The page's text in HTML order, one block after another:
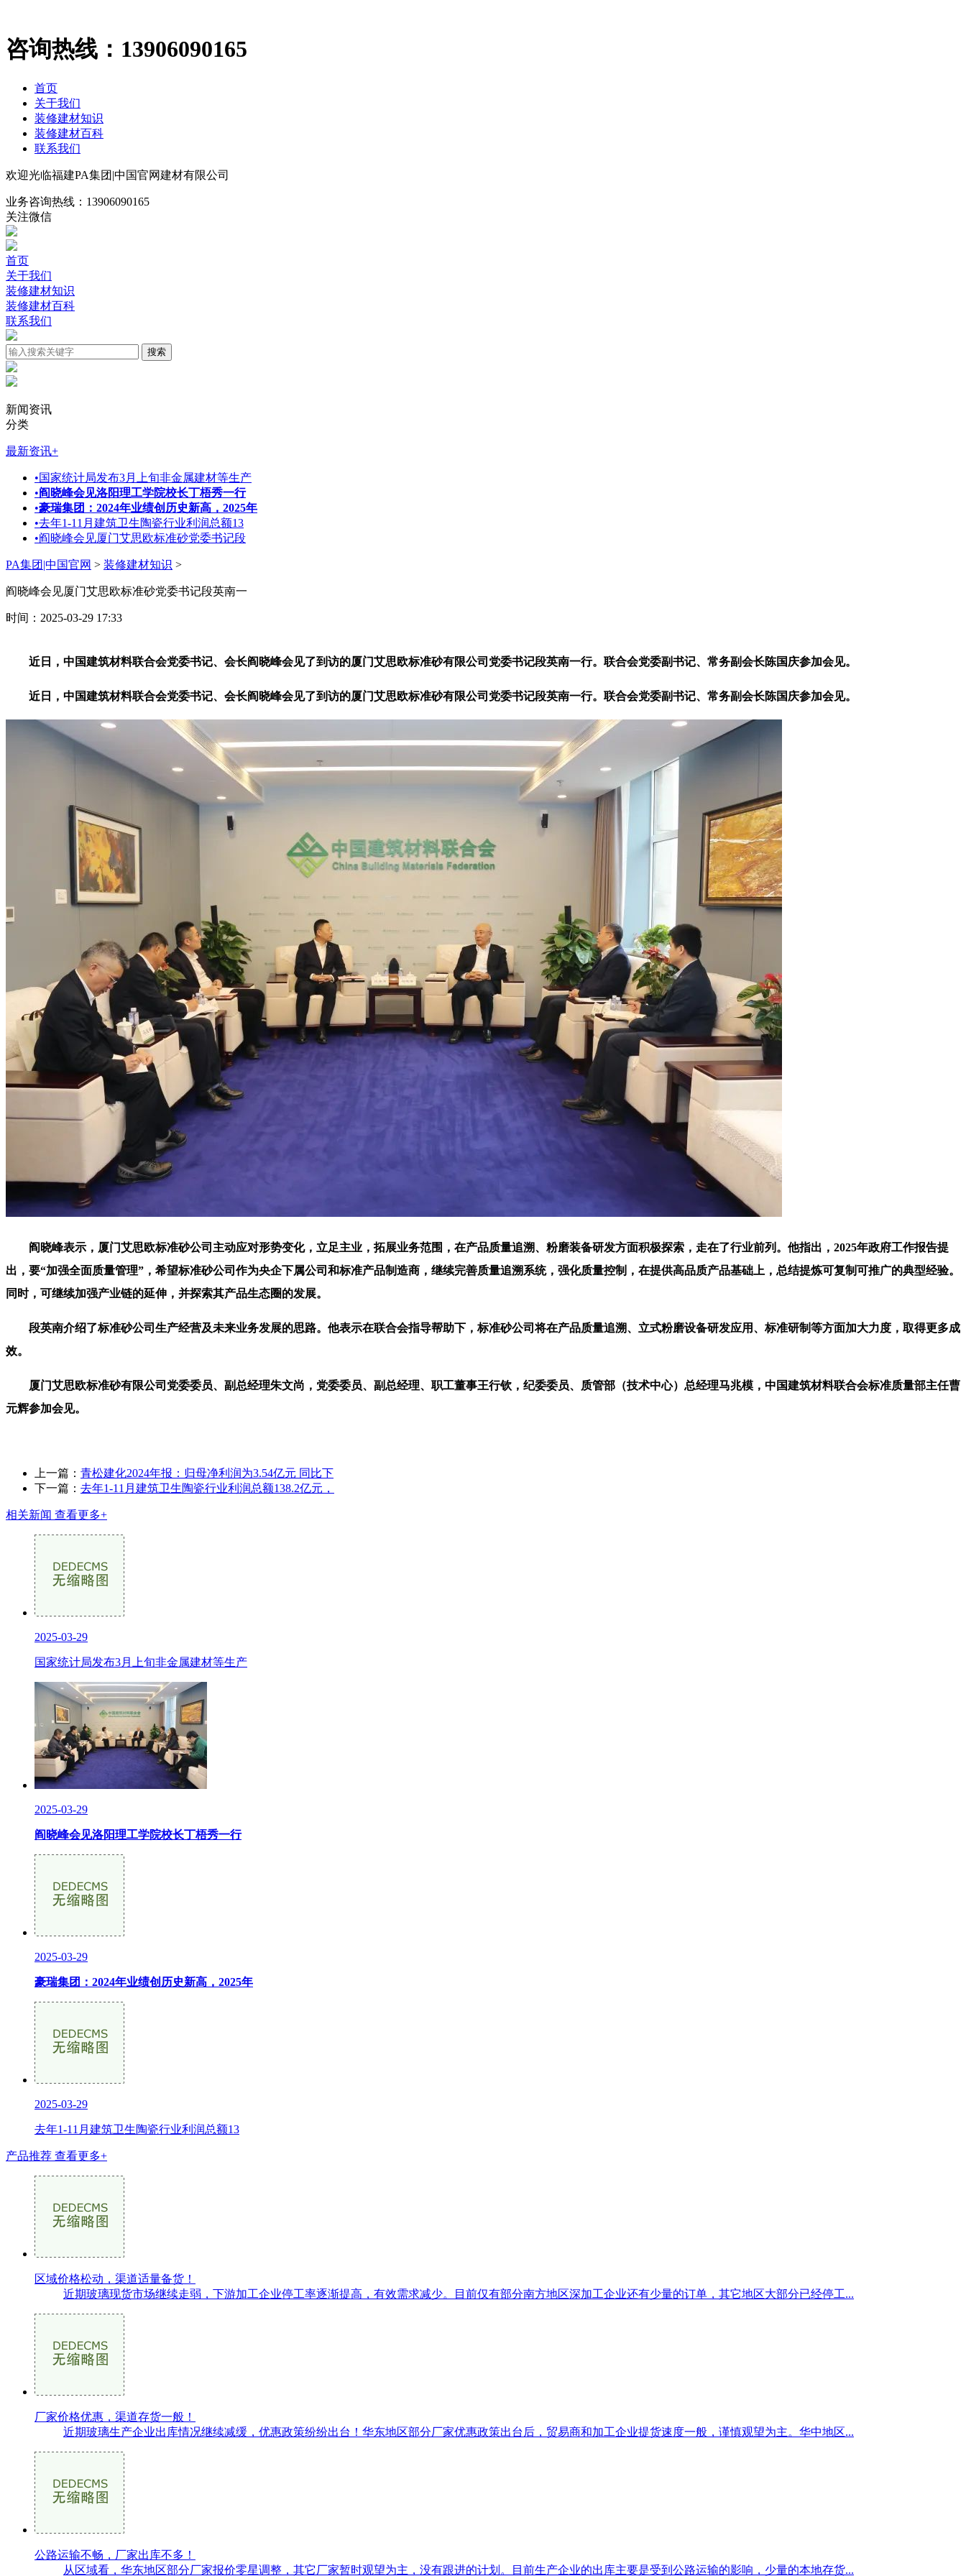
咨询热线： 13906090165
首页
关于我们
装修建材知识
装修建材百科
联系我们
欢迎光临福建PA集团|中国官网建材有限公司
业务咨询热线： 13906090165
关注微信
首页
关于我们
装修建材知识
装修建材百科
联系我们
新闻资讯
分类
最新资讯+
•国家统计局发布3月上旬非金属建材等生产
•阎晓峰会见洛阳理工学院校长丁梧秀一行
•豪瑞集团：2024年业绩创历史新高，2025年
•去年1-11月建筑卫生陶瓷行业利润总额13
•阎晓峰会见厦门艾思欧标准砂党委书记段
PA集团|中国官网 > 装修建材知识 >
阎晓峰会见厦门艾思欧标准砂党委书记段英南一
时间：2025-03-29 17:33
近日，中国建筑材料联合会党委书记、会长阎晓峰会见了到访的厦门艾思欧标准砂有限公司党委书记段英南一行。联合会党委副书记、常务副会长陈国庆参加会见。
近日，中国建筑材料联合会党委书记、会长阎晓峰会见了到访的厦门艾思欧标准砂有限公司党委书记段英南一行。联合会党委副书记、常务副会长陈国庆参加会见。
阎晓峰表示，厦门艾思欧标准砂公司主动应对形势变化，立足主业，拓展业务范围，在产品质量追溯、粉磨装备研发方面积极探索，走在了行业前列。他指出，2025年政府工作报告提
出，要“加强全面质量管理”，希望标准砂公司作为央企下属公司和标准产品制造商，继续完善质量追溯系统，强化质量控制，在提供高品质产品基础上，总结提炼可复制可推广的典型经验。
同时，可继续加强产业链的延伸，并探索其产品生态圈的发展。
段英南介绍了标准砂公司生产经营及未来业务发展的思路。他表示在联合会指导帮助下，标准砂公司将在产品质量追溯、立式粉磨设备研发应用、标准研制等方面加大力度，取得更多成
效。
厦门艾思欧标准砂有限公司党委委员、副总经理朱文尚，党委委员、副总经理、职工董事王行钦，纪委委员、质管部（技术中心）总经理马兆模，中国建筑材料联合会标准质量部主任曹
元辉参加会见。
上一篇： 青松建化2024年报：归母净利润为3.54亿元 同比下
下一篇： 去年1-11月建筑卫生陶瓷行业利润总额138.2亿元，
相关新闻 查看更多+
2025-03-29
国家统计局发布3月上旬非金属建材等生产
2025-03-29
阎晓峰会见洛阳理工学院校长丁梧秀一行
2025-03-29
豪瑞集团：2024年业绩创历史新高，2025年
2025-03-29
去年1-11月建筑卫生陶瓷行业利润总额13
产品推荐 查看更多+
区域价格松动，渠道适量备货！
近期玻璃现货市场继续走弱，下游加工企业停工率逐渐提高，有效需求减少。目前仅有部分南方地区深加工企业还有少量的订单，其它地区大部分已经停工...
厂家价格优惠，渠道存货一般！
近期玻璃生产企业出库情况继续减缓，优惠政策纷纷出台！华东地区部分厂家优惠政策出台后，贸易商和加工企业提货速度一般，谨慎观望为主。华中地区...
公路运输不畅，厂家出库不多！
从区域看，华东地区部分厂家报价零星调整，其它厂家暂时观望为主，没有跟进的计划。目前生产企业的出库主要是受到公路运输的影响，少量的本地存货...